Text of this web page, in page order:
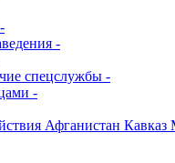
-
спецслужбы -
-
Афганистан